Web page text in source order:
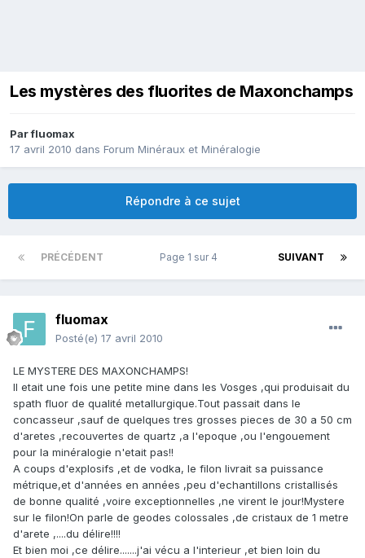
Les mystères des fluorites de Maxonchamps
Parfluomax
17 avril 2010 dans Forum Minéraux et Minéralogie
Répondre à ce sujet
PRÉCÉDENT SUIVANT
Page 1 sur 4
fluomax
Posté(e) 17 avril 2010
LE MYSTERE DES MAXONCHAMPS!
Il etait une fois une petite mine dans les Vosges ,qui produisait du
spath fluor de qualité metallurgique.Tout passait dans le
concasseur ,sauf de quelques tres grosses pieces de 30 a 50 cm
d'aretes ,recouvertes de quartz ,a l'epoque ,ou l'engouement
pour la minéralogie n'etait pas!!
A coups d'explosifs ,et de vodka, le filon livrait sa puissance
métrique,et d'années en années ,peu d'echantillons cristallisés
de bonne qualité ,voire exceptionnelles ,ne virent le jour!Mystere
sur le filon!On parle de geodes colossales ,de cristaux de 1 metre
d'arete ,....du délire!!!!
Et bien moi ,ce délire.......j'ai vécu a l'interieur ,et bien loin du